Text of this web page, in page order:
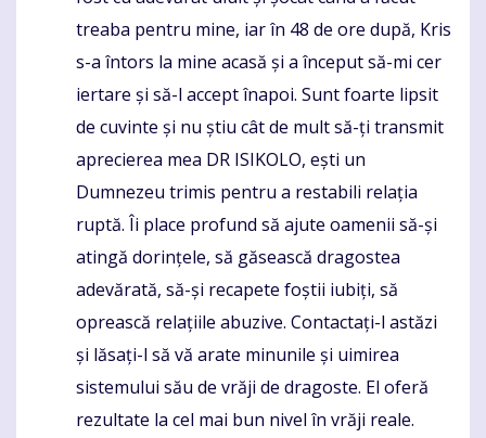
treaba pentru mine, iar în 48 de ore după, Kris
s-a întors la mine acasă și a început să-mi cer
iertare și să-l accept înapoi. Sunt foarte lipsit
de cuvinte și nu știu cât de mult să-ți transmit
aprecierea mea DR ISIKOLO, ești un
Dumnezeu trimis pentru a restabili relația
ruptă. Îi place profund să ajute oamenii să-și
atingă dorințele, să găsească dragostea
adevărată, să-și recapete foștii iubiți, să
oprească relațiile abuzive. Contactați-l astăzi
și lăsați-l să vă arate minunile și uimirea
sistemului său de vrăji de dragoste. El oferă
rezultate la cel mai bun nivel în vrăji reale.